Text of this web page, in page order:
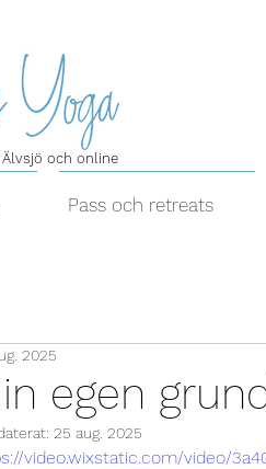
och online
Pass och retreats
egen
2025
25 aug. 2025
video.wixstatic.com/video/